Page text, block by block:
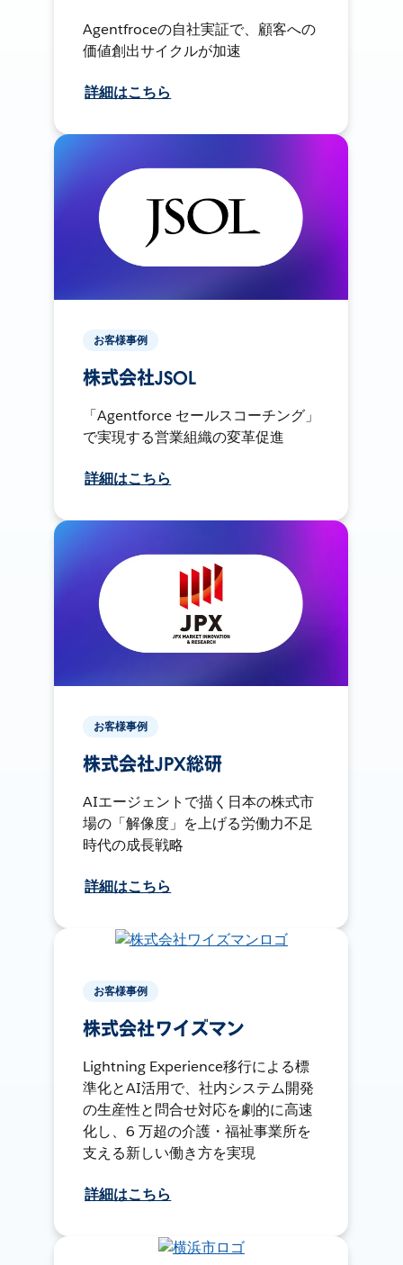
Agentfroceの自社実証で、顧客への
価値創出サイクルが加速
詳細はこちら
お客様事例
株式会社JSOL
「Agentforce セールスコーチング」
で実現する営業組織の変革促進
詳細はこちら
お客様事例
株式会社JPX総研
AIエージェントで描く日本の株式市
場の「解像度」を上げる労働力不足
時代の成長戦略
詳細はこちら
お客様事例
株式会社ワイズマン
Lightning Experience移行による標
準化とAI活用で、社内システム開発
の生産性と問合せ対応を劇的に高速
化し、6 万超の介護・福祉事業所を
支える新しい働き方を実現
詳細はこちら